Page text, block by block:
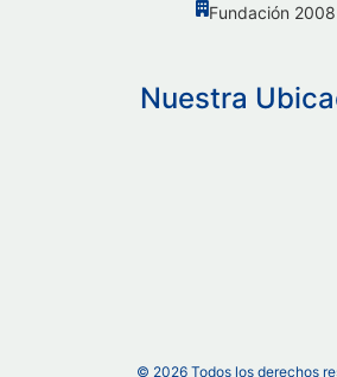
Fundación 2008
Nuestra
© 2026Todos los derechos